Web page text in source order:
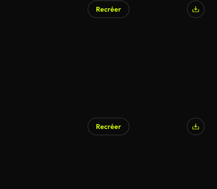
Recréer
Recréer